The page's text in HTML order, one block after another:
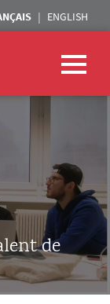
ENGLISH
de